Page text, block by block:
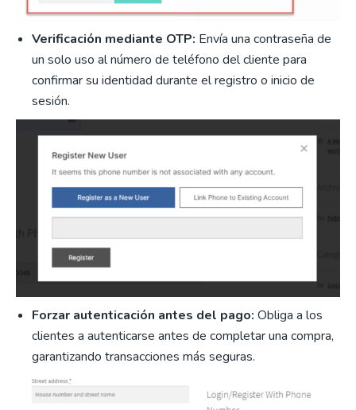
Verificación mediante OTP: Envía una contraseña de
un solo uso al número de teléfono del cliente para
confirmar su identidad durante el registro o inicio de
sesión.
Forzar autenticación antes del pago: Obliga a los
clientes a autenticarse antes de completar una compra,
garantizando transacciones más seguras.